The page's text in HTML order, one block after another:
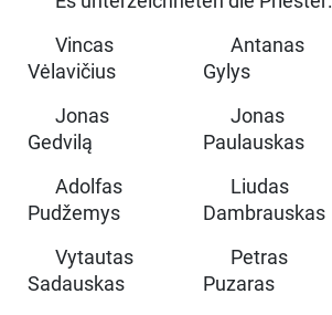
Vincas
Vėlavičius
Antanas
Gylys
Jonas
Gedvilą
Jonas
Paulauskas
Adolfas
Pudžemys
Liudas
Dambrauskas
Vytautas
Sadauskas
Petras
Puzaras